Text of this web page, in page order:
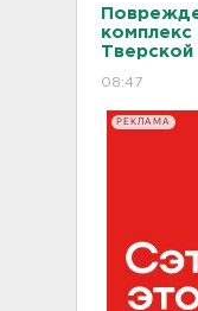
Тверской
08:47
РЕКЛАМА